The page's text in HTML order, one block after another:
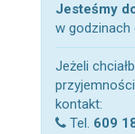
Jesteśmy
w godzinach
Jeżeli
kontakt:
Tel. 609